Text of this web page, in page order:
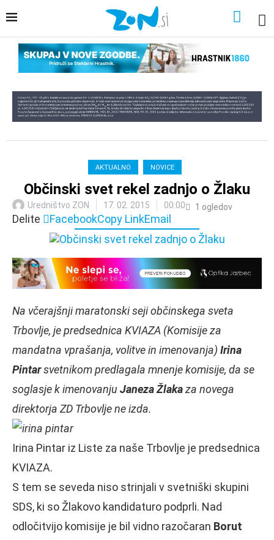
AKTUALNO NOVICE
Občinski svet rekel zadnjo o Žlaku
Uredništvo ZON 17. 02. 2015 00:00 1 ogledov
Delite FacebookCopy LinkEmail
Na včerajšnji maratonski seji občinskega sveta
Trbovlje, je predsednica KVIAZA (Komisije za
mandatna vprašanja, volitve in imenovanja) Irina
Pintarsvetnikom predlagala mnenje komisije, da se
soglasje k imenovanju Janeza Žlakaza novega
direktorja ZD Trbovlje ne izda.
Irina Pintar iz Liste za naše Trbovlje je predsednica
KVIAZA.
S tem se seveda niso strinjali v svetniški skupini
SDS, ki so Žlakovo kandidaturo podprli. Nad
odločitvijo komisije je bil vidno razočaran Borut